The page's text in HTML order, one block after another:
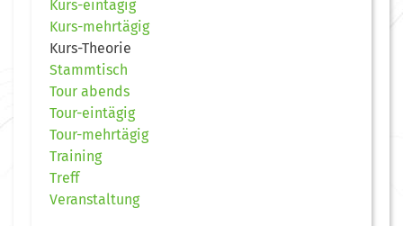
Kurs-eintägig
Kurs-mehrtägig
Kurs-Theorie
Stammtisch
Tour abends
Tour-eintägig
Tour-mehrtägig
Training
Treff
Veranstaltung